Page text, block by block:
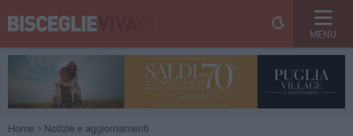
MENU
Home Notizie e aggiornamenti